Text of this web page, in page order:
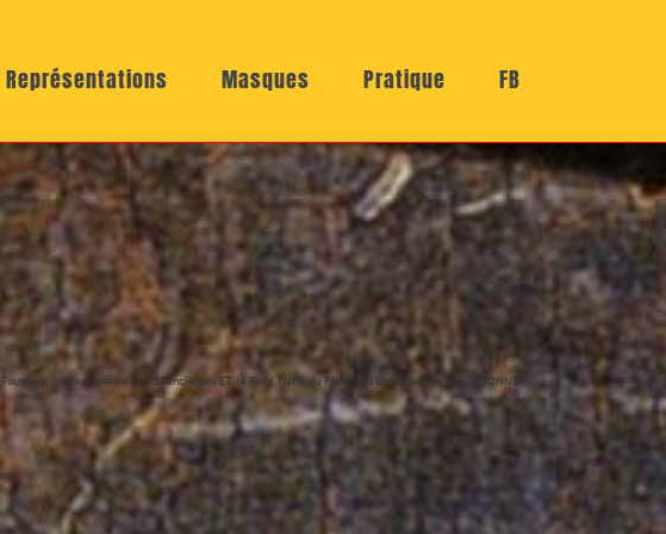
Représentations Masques Pratique FB
Tournées Universités Les Silencieuses ET le Petit Traité du Plaisir à l’Université de la SORBONNE.